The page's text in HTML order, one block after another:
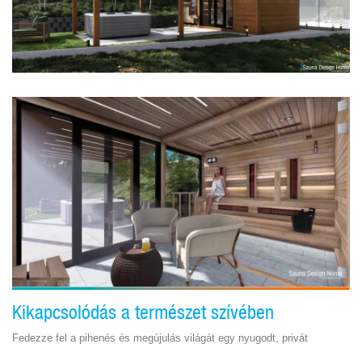
Kikapcsolódás a természet szívében
Fedezze fel a pihenés és megújulás világát egy nyugodt, privát